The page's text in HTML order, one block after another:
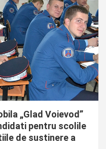
„Glad Voievod”
pentru scolile
de sustinere a